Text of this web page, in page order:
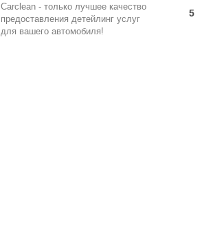
Carclean - только лучшее качество
предоставления детейлинг услуг
для вашего автомобиля!
5